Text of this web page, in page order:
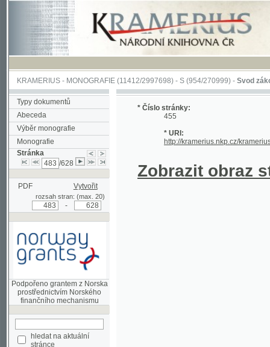
KRAMERIUS-MONOGRAFIE(11412/2997698) -S (954/270999)-Svod zákonův
Typy dokumentů
Abeceda
Výběr monografie
Monografie
Stránka
/628
PDF Vytvořit
rozsah stran: (max. 20)
Podpořeno grantem z Norska
prostřednictvím Norského
hledat na aktuální
stránce
Pokročilé vyhledávání
* Číslo stránky:
455
* URI:
http://kramerius.nkp.cz/kramerius/